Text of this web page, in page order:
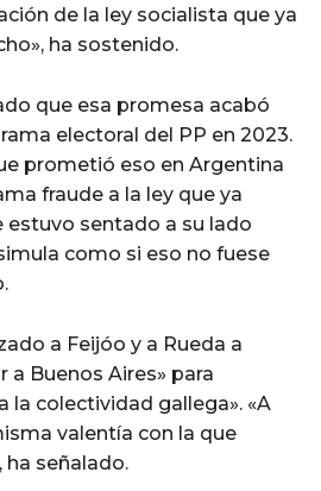
de la ley socialista que ya
ha sostenido.
que esa promesa acabó
electoral del PP en 2023.
prometió eso en Argentina
fraude a la ley que ya
estuvo sentado a su lado
como si eso no fuese
a Feijóo y a Rueda a
a Buenos Aires» para
la colectividad gallega». «A
valentía con la que
ha señalado.